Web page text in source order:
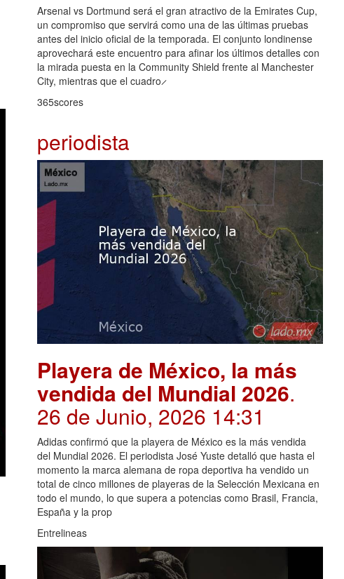
Arsenal vs Dortmund será el gran atractivo de la Emirates Cup,
un compromiso que servirá como una de las últimas pruebas
antes del inicio oficial de la temporada. El conjunto londinense
aprovechará este encuentro para afinar los últimos detalles con
la mirada puesta en la Community Shield frente al Manchester
City, mientras que el cuadro ̷
365scores
periodista
Playera de México, la más
vendida del Mundial 2026.
26 de Junio, 2026 14:31
Adidas confirmó que la playera de México es la más vendida
del Mundial 2026. El periodista José Yuste detalló que hasta el
momento la marca alemana de ropa deportiva ha vendido un
total de cinco millones de playeras de la Selección Mexicana en
todo el mundo, lo que supera a potencias como Brasil, Francia,
España y la prop
Entrelineas